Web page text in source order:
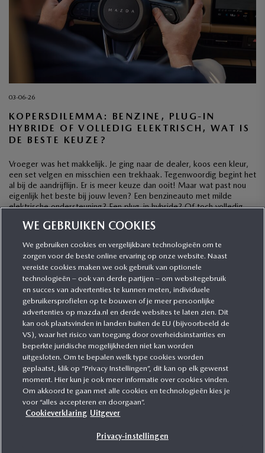
03-06-26
KOPERSDILEMMA: BENZINE, PLUG-IN
HYBRIDE OF VOLLEDIG ELEKTRISCH, WAT IS
DE BESTE KEUZE?
Vroeger was het makkelijk. Je ging naar de dealer, koos een kleur,
een set velgen en misschien een trekhaak. Tegenwoordig begint het
al bij de aandrijflijn. Er is meer keuze dan ooit! Maar wat past nou
eigenlijk het beste bij jouw leven? Een benzineauto met milde
elektrische ondersteuning? Een plug-in hybride? Of toch volledig
CATEGORIEËN
MEER INFORMATIE
MEER ERVAREN
MAZDA VOLGEN
WE GEBRUIKEN COOKIES
We gebruiken cookies en vergelijkbare technologieën om te
zorgen voor de beste online ervaring op onze website. Naast
vereiste cookies maken we ook gebruik van optionele
technologieën – ook van derde partijen – om websitegebruik
en succes van advertenties te kunnen meten, individuele
gebruikersprofielen op te bouwen of je meer persoonlijke
advertenties op mazda.nl en derde websites te laten zien. Dit
kan ook plaatsvinden in landen buiten de EU (bijvoorbeeld de
VS), waar het risico van toegang door overheidsinstanties en
beperkte juridische mogelijkheden niet kan worden
uitgesloten. Om te bepalen welk type cookies worden
geplaatst, klik op “Privacy Instellingen”, dit kan op elk gewenst
moment. Hier kun je ook meer informatie over cookies vinden.
Om akkoord te gaan met alle cookies en technologieën kies je
voor “alles accepteren en doorgaan”.
Cookieverklaring Uitgever
Privacy-instellingen